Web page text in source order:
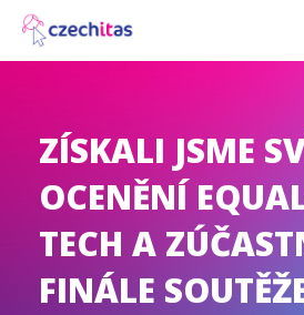
ZÍSKALI JSME
OCENĚNÍ
TECH A
FINÁLE